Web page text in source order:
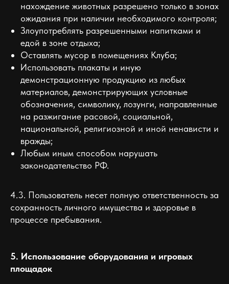
нахождение животных разрешено только в зонах
ожидания при наличии необходимого контроля;
Злоупотреблять разрешенными напитками и
едой в зоне отдыха;
Оставлять мусор в помещениях Клуба;
Использовать плакаты и иную
демонстрационную продукцию из любых
материалов, демонстрирующих условные
обозначения, символику, лозунги, направленные
на разжигание расовой, социальной,
национальной, религиозной и иной ненависти и
вражды;
Любым иным способом нарушать
законодательство РФ.
4.3. Пользователь несет полную ответственность за
сохранность личного имущества и здоровье в
процессе пребывания.
5. Использование оборудования и игровых
площадок